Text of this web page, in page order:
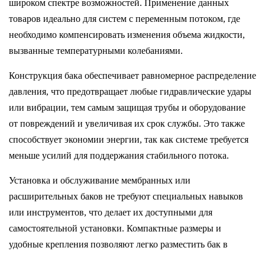
широком спектре возможностей. Применение данных
товаров идеально для систем с переменным потоком, где
необходимо компенсировать изменения объема жидкости,
вызванные температурными колебаниями.
Конструкция бака обеспечивает равномерное распределение
давления, что предотвращает любые гидравлические удары
или вибрации, тем самым защищая трубы и оборудование
от повреждений и увеличивая их срок службы. Это также
способствует экономии энергии, так как системе требуется
меньше усилий для поддержания стабильного потока.
Установка и обслуживание мембранных или
расширительных баков не требуют специальных навыков
или инструментов, что делает их доступными для
самостоятельной установки. Компактные размеры и
удобные крепления позволяют легко разместить бак в